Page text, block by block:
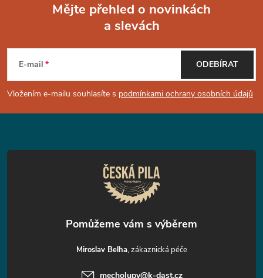
p
a
t
Mějte přehled o novinkách
a slevách
E-mail
Vložením e-mailu souhlasíte s podmínkami ochrany osobních údajů
ODEBÍRAT
Miroslav Belha
mecholupy@k-dast.cz